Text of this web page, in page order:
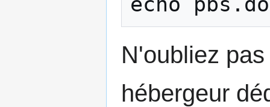
N'oubliez
hébergeur